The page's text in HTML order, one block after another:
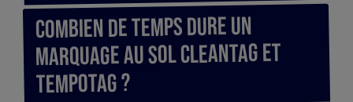
Combien de temps dure un
marquage au sol cleantag et
tempotag ?